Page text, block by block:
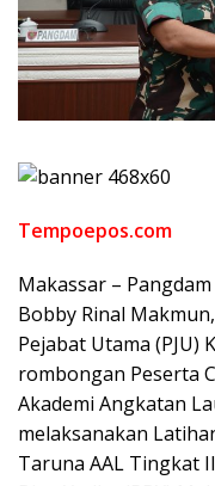
Tempoepos.com
Makassar –
Bobby Rinal
Pejabat Utama (PJU)
rombongan Peserta
Akademi Angkatan
melaksanakan
Taruna AAL Tingkat